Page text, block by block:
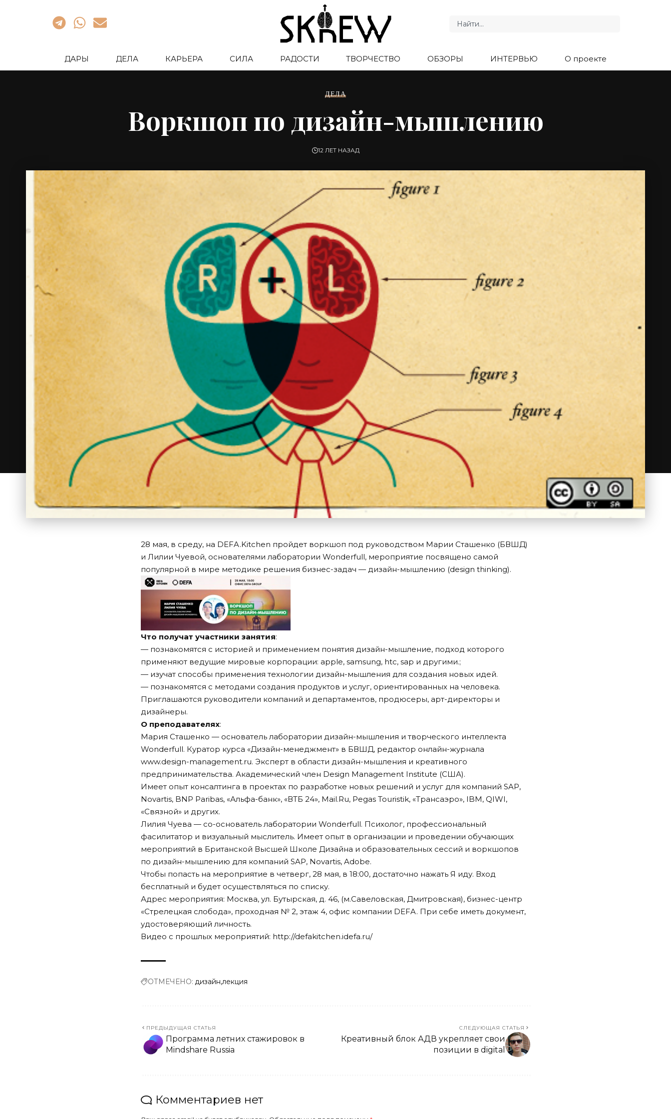
ДАРЫ ДЕЛА КАРЬЕРА СИЛА РАДОСТИ ТВОРЧЕСТВО ОБЗОРЫ ИНТЕРВЬЮ О проекте
ДЕЛА
Воркшоп по дизайн-мышлению
12 ЛЕТ НАЗАД
28 мая, в среду, на DEFA.Kitchen пройдет воркшоп под руководством Марии Сташенко (БВШД)
и Лилии Чуевой, основателями лаборатории Wonderfull, мероприятие посвящено самой
популярной в мире методике решения бизнес-задач — дизайн-мышлению (design thinking).
Что получат участники занятия:
— познакомятся с историей и применением понятия дизайн-мышление, подход которого
применяют ведущие мировые корпорации: apple, samsung, htc, sap и другими.;
— изучат способы применения технологии дизайн-мышления для создания новых идей.
— познакомятся с методами создания продуктов и услуг, ориентированных на человека.
Приглашаются руководители компаний и департаментов, продюсеры, арт-директоры и
дизайнеры.
О преподавателях:
Мария Сташенко — основатель лаборатории дизайн-мышления и творческого интеллекта
Wonderfull. Куратор курса «Дизайн-менеджмент» в БВШД, редактор онлайн-журнала
www.design-management.ru. Эксперт в области дизайн-мышления и креативного
предпринимательства. Академический член Design Management Institute (США).
Имеет опыт консалтинга в проектах по разработке новых решений и услуг для компаний SAP,
Novartis, BNP Paribas, «Альфа-банк», «ВТБ 24», Mail.Ru, Pegas Touristik, «Трансаэро», IBM, QIWI,
«Связной» и других.
Лилия Чуева — со-основатель лаборатории Wonderfull. Психолог, профессиональный
фасилитатор и визуальный мыслитель. Имеет опыт в организации и проведении обучающих
мероприятий в Британской Высшей Школе Дизайна и образовательных сессий и воркшопов
по дизайн-мышлению для компаний SAP, Novartis, Adobe.
Чтобы попасть на мероприятие в четверг, 28 мая, в 18:00, достаточно нажать Я иду. Вход
бесплатный и будет осуществляться по списку.
Адрес мероприятия: Москва, ул. Бутырская, д. 46, (м.Савеловская, Дмитровская), бизнес-центр
«Стрелецкая слобода», проходная № 2, этаж 4, офис компании DEFA. При себе иметь документ,
удостоверяющий личность.
Видео с прошлых мероприятий: http://defakitchen.idefa.ru/
ОТМЕЧЕНО: дизайн лекция
ПРЕДЫДУЩАЯ СТАТЬЯ
Программа летних стажировок в
Mindshare Russia
СЛЕДУЮЩАЯ СТАТЬЯ
Креативный блок АДВ укрепляет свои
позиции в digital
Комментариев нет